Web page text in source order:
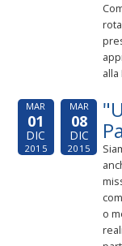
alla
MAR
01
DIC
2015
MAR
08
DIC
2015
o